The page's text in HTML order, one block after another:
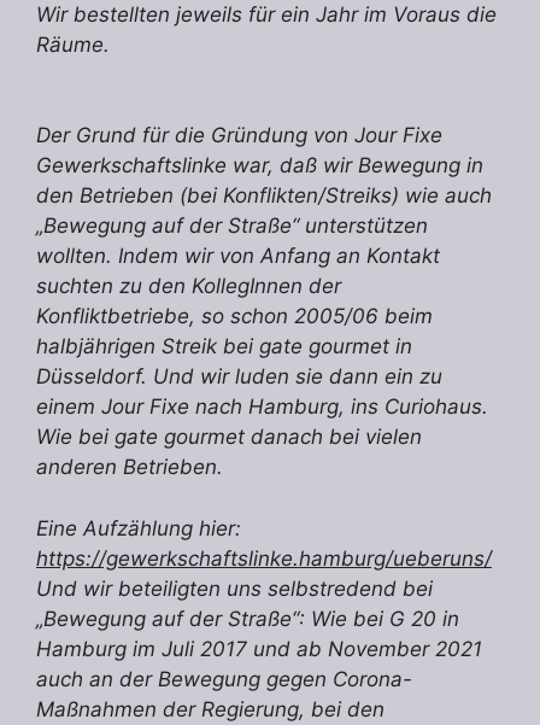
Wir bestellten jeweils für ein Jahr im Voraus die
Räume.
Der Grund für die Gründung von Jour Fixe
Gewerkschaftslinke war, daß wir Bewegung in
den Betrieben (bei Konflikten/Streiks) wie auch
„Bewegung auf der Straße“ unterstützen
wollten. Indem wir von Anfang an Kontakt
suchten zu den KollegInnen der
Konfliktbetriebe, so schon 2005/06 beim
halbjährigen Streik bei gate gourmet in
Düsseldorf. Und wir luden sie dann ein zu
einem Jour Fixe nach Hamburg, ins Curiohaus.
Wie bei gate gourmet danach bei vielen
anderen Betrieben.
Eine Aufzählung hier:
https://gewerkschaftslinke.hamburg/ueberuns/
Und wir beteiligten uns selbstredend bei
„Bewegung auf der Straße“: Wie bei G 20 in
Hamburg im Juli 2017 und ab November 2021
auch an der Bewegung gegen Corona-
Maßnahmen der Regierung, bei den